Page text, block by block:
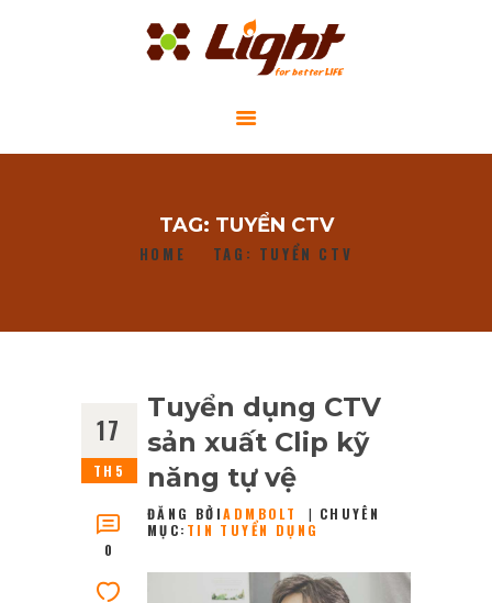
TAG: TUYỂN CTV
HOME TAG: TUYỂN CTV
DỰ ÁN CỘNG ĐỒNG
TIN TỨC
17
TH5
0
Tuyển dụng CTV
sản xuất Clip kỹ
năng tự vệ
ĐĂNG BỞIADMBOLT
CHUYÊN
MỤC: TIN TUYỂN DỤNG